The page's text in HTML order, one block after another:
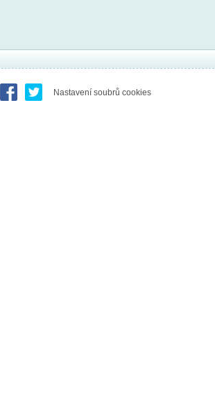
Nastavení soubrů cookies